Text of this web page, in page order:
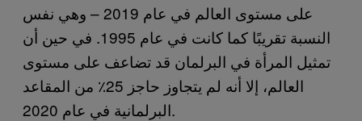
على مستوى العالم في عام 2019 – وهي نفس
النسبة تقريبًا كما كانت في عام 1995. في حين أن
تمثيل المرأة في البرلمان قد تضاعف على مستوى
العالم، إلا أنه لم يتجاوز حاجز 25٪ من المقاعد
البرلمانية في عام 2020.